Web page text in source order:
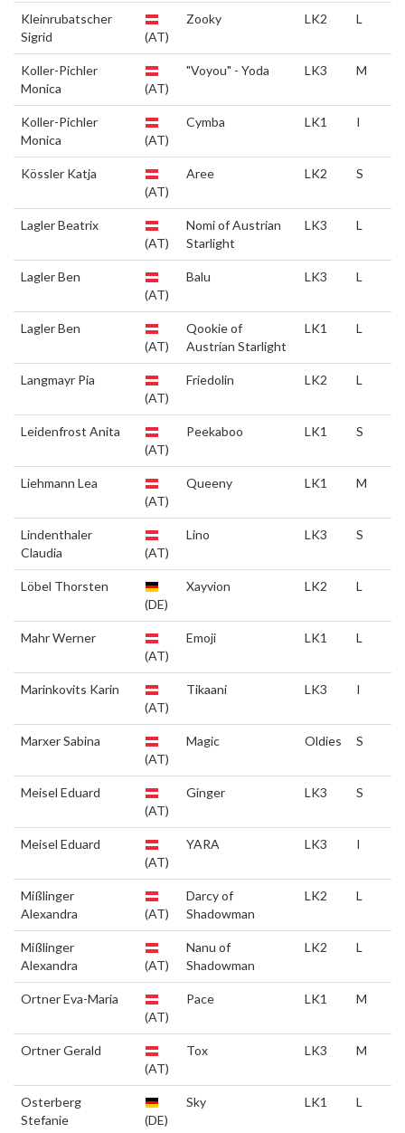
Kleinrubatscher
Sigrid
(AT)
Zooky LK2 L
Koller-Pichler
Monica
(AT)
"Voyou" - Yoda LK3 M
Koller-Pichler
Monica
(AT)
Cymba LK1 I
Kössler Katja
(AT)
Aree LK2 S
Lagler Beatrix
(AT)
Nomi of Austrian
Starlight
LK3 L
Lagler Ben
(AT)
Balu LK3 L
Lagler Ben
(AT)
Qookie of
Austrian Starlight
LK1 L
Langmayr Pia
(AT)
Friedolin LK2 L
Leidenfrost Anita
(AT)
Peekaboo LK1 S
Liehmann Lea
(AT)
Queeny LK1 M
Lindenthaler
Claudia
(AT)
Lino LK3 S
Löbel Thorsten
(DE)
Xayvion LK2 L
Mahr Werner
(AT)
Emoji LK1 L
Marinkovits Karin
(AT)
Tikaani LK3 I
Marxer Sabina
(AT)
Magic Oldies S
Meisel Eduard
(AT)
Ginger LK3 S
Meisel Eduard
(AT)
YARA LK3 I
Mißlinger
Alexandra
(AT)
Darcy of
Shadowman
LK2 L
Mißlinger
Alexandra
(AT)
Nanu of
Shadowman
LK2 L
Ortner Eva-Maria
(AT)
Pace LK1 M
Ortner Gerald
(AT)
Tox LK3 M
Osterberg
Stefanie
(DE)
Sky LK1 L